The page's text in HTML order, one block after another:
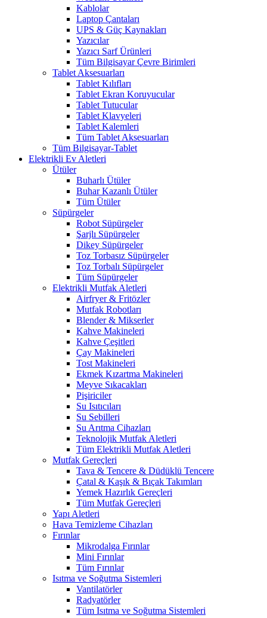
Kablolar
Laptop Çantaları
UPS & Güç Kaynakları
Yazıcılar
Yazıcı Sarf Ürünleri
Tüm Bilgisayar Çevre Birimleri
Tablet Aksesuarları
Tablet Kılıfları
Tablet Ekran Koruyucular
Tablet Tutucular
Tablet Klavyeleri
Tablet Kalemleri
Tüm Tablet Aksesuarları
Tüm Bilgisayar-Tablet
Elektrikli Ev Aletleri
Ütüler
Buharlı Ütüler
Buhar Kazanlı Ütüler
Tüm Ütüler
Süpürgeler
Robot Süpürgeler
Şarjlı Süpürgeler
Dikey Süpürgeler
Toz Torbasız Süpürgeler
Toz Torbalı Süpürgeler
Tüm Süpürgeler
Elektrikli Mutfak Aletleri
Airfryer & Fritözler
Mutfak Robotları
Blender & Mikserler
Kahve Makineleri
Kahve Çeşitleri
Çay Makineleri
Tost Makineleri
Ekmek Kızartma Makineleri
Meyve Sıkacakları
Pişiriciler
Su Isıtıcıları
Su Sebilleri
Su Arıtma Cihazları
Teknolojik Mutfak Aletleri
Tüm Elektrikli Mutfak Aletleri
Mutfak Gereçleri
Tava & Tencere & Düdüklü Tencere
Çatal & Kaşık & Bıçak Takımları
Yemek Hazırlık Gereçleri
Tüm Mutfak Gereçleri
Yapı Aletleri
Hava Temizleme Cihazları
Fırınlar
Mikrodalga Fırınlar
Mini Fırınlar
Tüm Fırınlar
Isıtma ve Soğutma Sistemleri
Vantilatörler
Radyatörler
Tüm Isıtma ve Soğutma Sistemleri